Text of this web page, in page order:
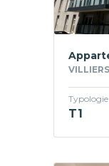
Typologie
T1